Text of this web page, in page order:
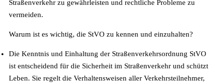
Straßenverkehr zu gewährleisten und rechtliche Probleme zu
vermeiden.
Warum ist es wichtig, die StVO zu kennen und einzuhalten?
Die Kenntnis und Einhaltung der Straßenverkehrsordnung StVO
ist entscheidend für die Sicherheit im Straßenverkehr und schützt
Leben. Sie regelt die Verhaltensweisen aller Verkehrsteilnehmer,